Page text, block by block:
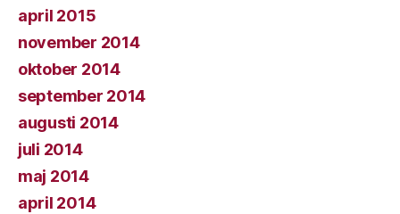
april 2015
november 2014
oktober 2014
september 2014
augusti 2014
juli 2014
maj 2014
april 2014